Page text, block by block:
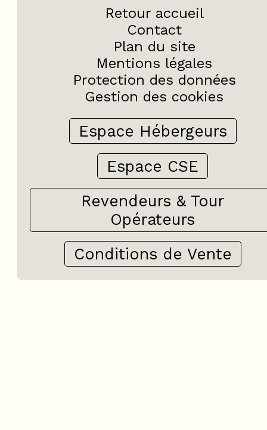
Retour accueil
Contact
Plan du site
Mentions légales
Protection des données
Gestion des cookies
Espace Hébergeurs
Espace CSE
Revendeurs & Tour
Opérateurs
Conditions de Vente